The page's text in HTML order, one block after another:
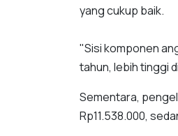
yang cukup baik.
"Sisi komponen
tahun, lebih tinggi
Sementara,
Rp11.538.000,